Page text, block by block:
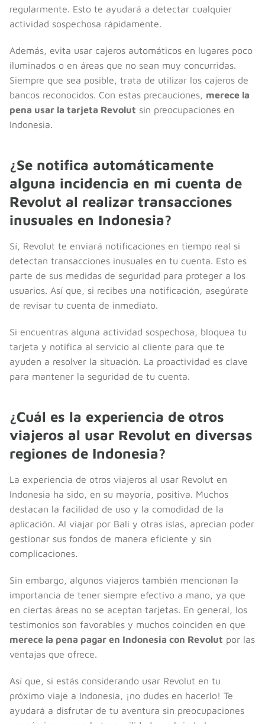
regularmente. Esto te ayudará a detectar cualquier
actividad sospechosa rápidamente.
Además, evita usar cajeros automáticos en lugares poco
iluminados o en áreas que no sean muy concurridas.
Siempre que sea posible, trata de utilizar los cajeros de
bancos reconocidos. Con estas precauciones, merece la
pena usar la tarjeta Revolut sin preocupaciones en
Indonesia.
¿Se notifica automáticamente
alguna incidencia en mi cuenta de
Revolut al realizar transacciones
inusuales en Indonesia?
Sí, Revolut te enviará notificaciones en tiempo real si
detectan transacciones inusuales en tu cuenta. Esto es
parte de sus medidas de seguridad para proteger a los
usuarios. Así que, si recibes una notificación, asegúrate
de revisar tu cuenta de inmediato.
Si encuentras alguna actividad sospechosa, bloquea tu
tarjeta y notifica al servicio al cliente para que te
ayuden a resolver la situación. La proactividad es clave
para mantener la seguridad de tu cuenta.
¿Cuál es la experiencia de otros
viajeros al usar Revolut en diversas
regiones de Indonesia?
La experiencia de otros viajeros al usar Revolut en
Indonesia ha sido, en su mayoría, positiva. Muchos
destacan la facilidad de uso y la comodidad de la
aplicación. Al viajar por Bali y otras islas, aprecian poder
gestionar sus fondos de manera eficiente y sin
complicaciones.
Sin embargo, algunos viajeros también mencionan la
importancia de tener siempre efectivo a mano, ya que
en ciertas áreas no se aceptan tarjetas. En general, los
testimonios son favorables y muchos coinciden en que
merece la pena pagar en Indonesia con Revolut por las
ventajas que ofrece.
Así que, si estás considerando usar Revolut en tu
próximo viaje a Indonesia, ¡no dudes en hacerlo! Te
ayudará a disfrutar de tu aventura sin preocupaciones